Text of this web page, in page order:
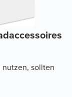
sollten